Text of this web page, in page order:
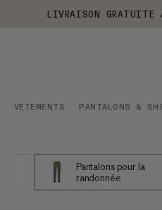
LIVRAISON
VÊTEMENTS PANTALONS &
Pantalons pour la
randonnée